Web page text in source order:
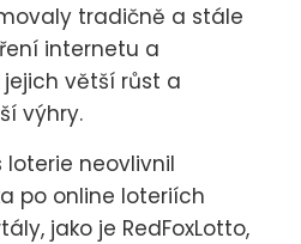
tradičně a stále
internetu a
větší růst a
výhry.
loterie neovlivnil
po online loteriích
jako je RedFoxLotto,